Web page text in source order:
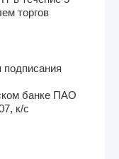
торгов
подписания
банке ПАО
к/с